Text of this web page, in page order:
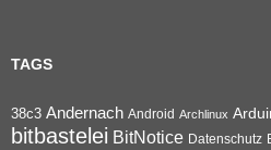
TAGS
38c3 Andernach Android Archlinux
bitbastelei BitNotice Datenschutz